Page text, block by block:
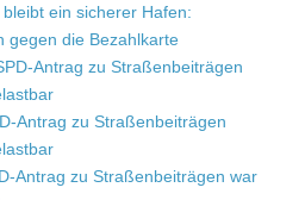
ein sicherer Hafen:
gegen die Bezahlkarte
Antrag zu Straßenbeiträgen
Antrag zu Straßenbeiträgen
Antrag zu Straßenbeiträgen war